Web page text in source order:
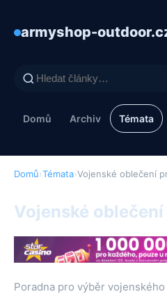
armyshop-
Domů Archiv Témata
Domů›Témata›Vojenské oblečení
Vojenské
Poradna pro výběr